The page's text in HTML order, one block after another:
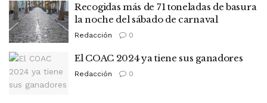
Recogidas más de 71 toneladas de basura
la noche del sábado de carnaval
Redacción 0
El COAC 2024 ya tiene sus ganadores
Redacción 0